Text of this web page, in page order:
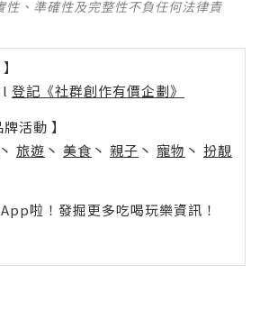
性、準確性及完整性不負任何法律責
l 登記《社群創作有價企劃》
活動 】
丶 旅遊 丶 美食 丶 親子 丶 寵物 丶 扮靚
啦！發掘更多吃喝玩樂資訊！